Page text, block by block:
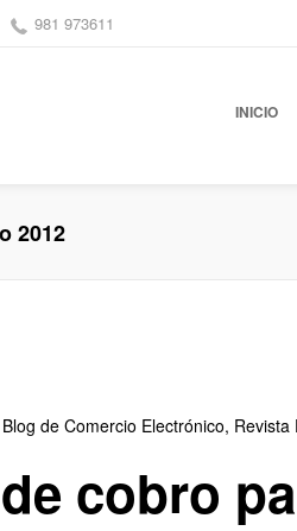
981 973611
INICIO
2012
Blog de Comercio Electrónico, Revista
cobro